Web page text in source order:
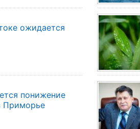
ожидается
понижение
Приморье